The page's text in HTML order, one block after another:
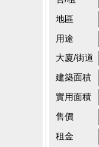
地區
用途
大廈/街道
建築面積
實用面積
售價
租金